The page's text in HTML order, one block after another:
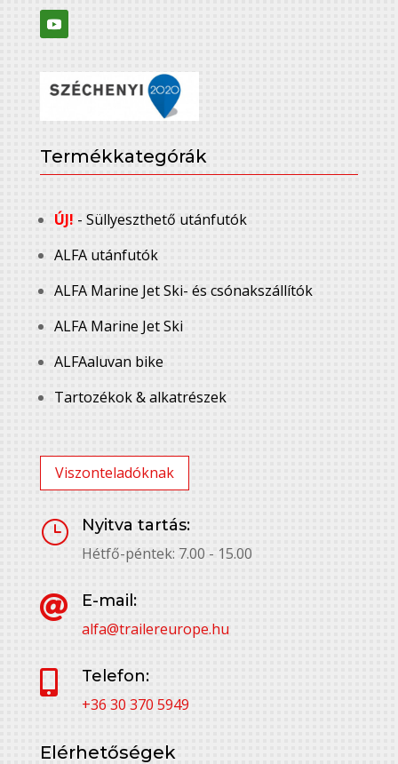
Termékkategórák
ÚJ! - Süllyeszthető utánfutók
ALFA utánfutók
ALFA Marine Jet Ski- és csónakszállítók
ALFA Marine Jet Ski
ALFAaluvan bike
Tartozékok & alkatrészek
Viszonteladóknak
}
Nyitva tartás:
Hétfő-péntek: 7.00 - 15.00

E-mail:
alfa@trailereurope.hu

Telefon:
+36 30 370 5949
Elérhetőségek